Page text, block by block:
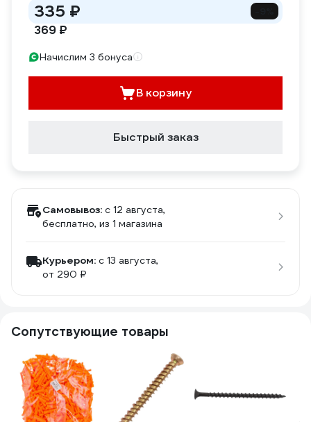
335 ₽
369 ₽
Начислим 3 бонуса
В корзину
Быстрый заказ
Самовывоз: c 12 августа,
бесплатно, из 1 магазина
Курьером: c 13 августа,
от 290 ₽
Сопутствующие товары